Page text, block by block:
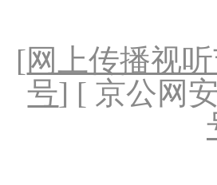
[网上传播视
号] [ 京公网